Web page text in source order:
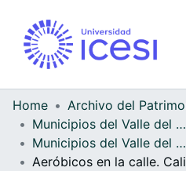
Home
Municipios del Valle del Cauca
Municipios del Valle del Cauca
Aeróbicos en la calle. Cali